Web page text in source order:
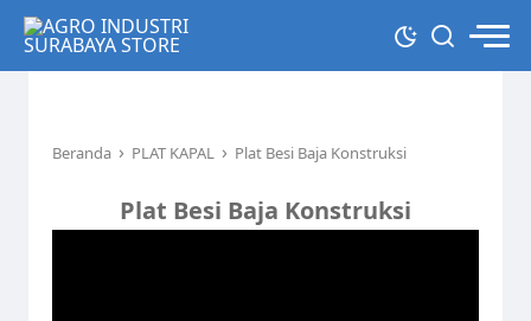
Beranda › PLAT KAPAL › Plat Besi Baja Konstruksi
Plat Besi Baja Konstruksi